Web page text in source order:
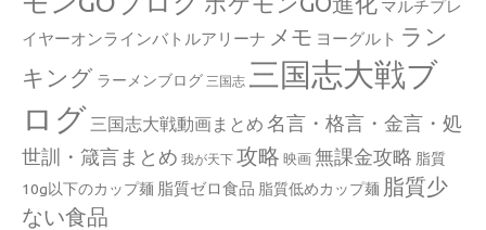
マルチプレ
イヤーオンラインバトルアリーナ メモ ヨーグルト ラン
キング ラーメンブログ 三国志 三国志大戦ブ
ログ 三国志大戦動画まとめ 名言・格言・金言・処
世訓・箴言まとめ 我が天下 攻略 映画 無課金攻略 脂質
10g以下のカップ麺 脂質ゼロ食品 脂質低めカップ麺 脂質少
ない食品